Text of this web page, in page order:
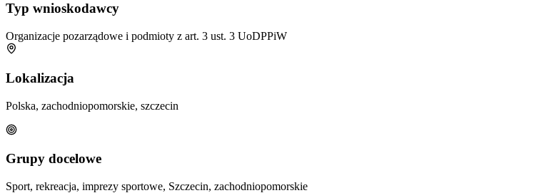
Typ wnioskodawcy
Organizacje pozarządowe i podmioty z art. 3 ust. 3 UoDPPiW
Lokalizacja
Polska, zachodniopomorskie, szczecin
Grupy docelowe
Sport, rekreacja, imprezy sportowe, Szczecin, zachodniopomorskie